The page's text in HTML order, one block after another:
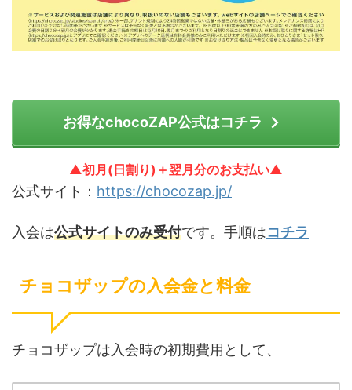
お得なchocoZAP公式はコチラ
▲初月(日割り)＋翌月分のお支払い▲
公式サイト： https://chocozap.jp/
入会は公式サイトのみ受付です。手順はコチラ
チョコザップの入会金と料金
チョコザップは入会時の初期費用として、